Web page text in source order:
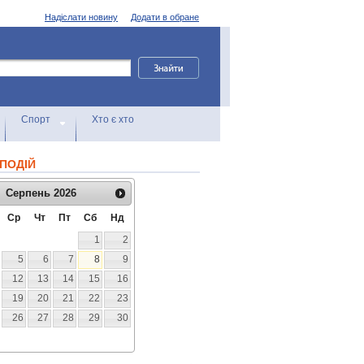
Додати в обране
Надіслати новину
Спорт Хто є хто
Серпень 2026
Ср Чт Пт Сб
Нд
1
2
5 6 7 8
9
12 13 14 15
16
19 20 21 22
23
26 27 28 29
30